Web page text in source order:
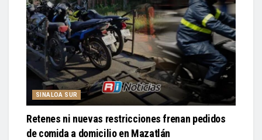
SINALOA SUR
Retenes ni nuevas restricciones frenan pedidos
de comida a domicilio en Mazatlán